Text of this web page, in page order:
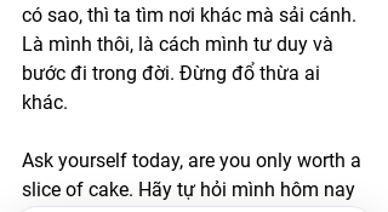
có sao, thì ta tìm nơi khác mà sải cánh.
Là mình thôi, là cách mình tư duy và
bước đi trong đời. Đừng đổ thừa ai
khác.
Ask yourself today, are you only worth a
slice of cake. Hãy tự hỏi mình hôm nay